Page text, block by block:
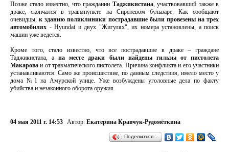
Позже стало известно, что гражданин Таджикистана, участвовавший также в
драке, скончался в травмпункте на Сиреневом бульваре. Как сообщают
очевидцы,к зданию поликлиники пострадавшие были провезены на трех
автомобилях - Hyundai и двух "Жигулях", их номера установлены, а поиск
машин уже ведется.
Кроме того, стало известно, что все пострадавшие в драке – граждане
Таджикистана, ана месте драки были найдены гильзы от пистолета
Макарова и от травматического пистолета. Причина конфликта и его участники
устанавливаются. Само же происшествие, по данным следствия, имело место у
дома №1 на Амурской улице. Уже возбуждены уголовные дела по факту
убийства и незаконного оборота оружия.
04 мая 2011 г. 14:53 Автор: Екатерина Кравчук-Рудомёткина
Поделиться…